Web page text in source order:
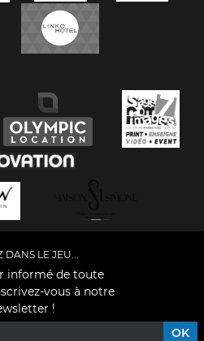
DANS LE JEU...
informé de toute
vous à notre
!